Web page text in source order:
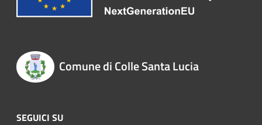
Comune di Colle Santa Lucia
SEGUICI SU